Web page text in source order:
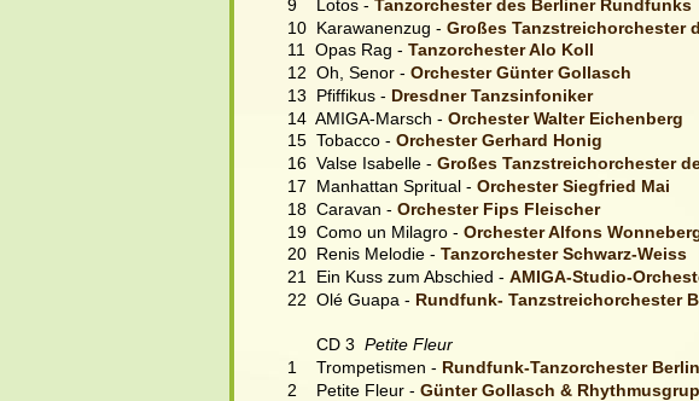
9    Lotos - Tanzorchester des Berliner Rundfunks
10  Karawanenzug - Großes Tanzstreichorchester
11  Opas Rag - Tanzorchester Alo Koll
12  Oh, Senor - Orchester Günter Gollasch
13  Pfiffikus - Dresdner Tanzsinfoniker
14  AMIGA-Marsch - Orchester Walter Eichenberg
15  Tobacco - Orchester Gerhard Honig
16  Valse Isabelle - Großes Tanzstreichorchester
17  Manhattan Spritual - Orchester Siegfried Mai
18  Caravan - Orchester Fips Fleischer
19  Como un Milagro - Orchester Alfons
20  Renis Melodie - Tanzorchester Schwarz-Weiss
21  Ein Kuss zum Abschied - AMIGA-Studio-
22  Olé Guapa - Rundfunk- Tanzstreichorchester
      CD 3
Petite Fleur
1    Trompetismen - Rundfunk-Tanzorchester Berlin
2    Petite Fleur - Günter Gollasch &